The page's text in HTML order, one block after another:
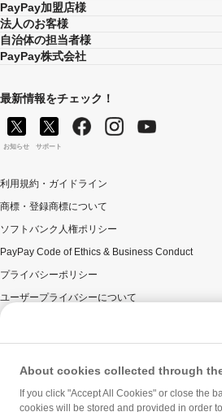
PayPay加盟店様
法人のお客様
自治体の担当者様
PayPay株式会社
最新情報をチェック！
お知らせ サポート
利用規約・ガイドライン
商標・登録商標について
ソフトバンク人権ポリシー
PayPay Code of Ethics & Business Conduct
プライバシーポリシー
ユーザープライバシーについて
ウェブサイト利用規約
反社会的勢力に対する方針
勧誘方針
About cookies collected through
If you click "Accept All Cookies" or close the
cookies will be stored and provided in order